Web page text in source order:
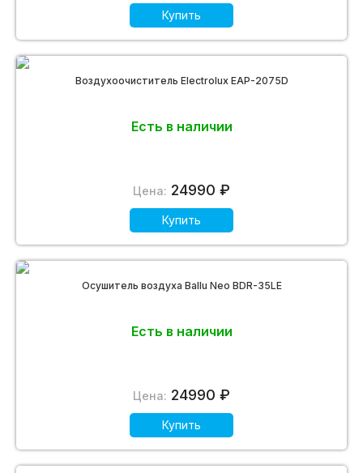
Купить
Воздухоочиститель Electrolux EAP-2075D
Есть в наличии
Цена: 24990 ₽
Купить
Осушитель воздуха Ballu Neo BDR-35LE
Есть в наличии
Цена: 24990 ₽
Купить